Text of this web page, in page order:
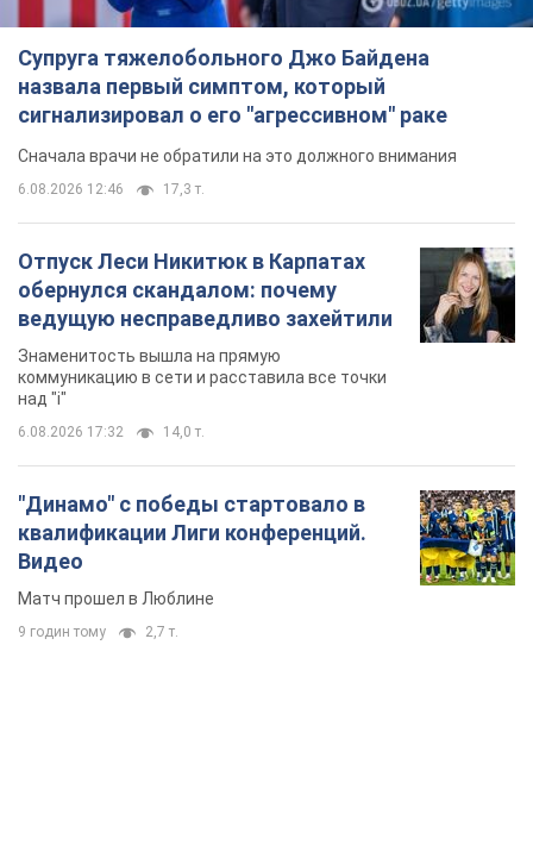
Супруга тяжелобольного Джо Байдена
назвала первый симптом, который
сигнализировал о его "агрессивном" раке
Сначала врачи не обратили на это должного внимания
6.08.2026 12:46 17,3 т.
Отпуск Леси Никитюк в Карпатах
обернулся скандалом: почему
ведущую несправедливо захейтили
Знаменитость вышла на прямую
коммуникацию в сети и расставила все точки
над "i"
6.08.2026 17:32 14,0 т.
"Динамо" с победы стартовало в
квалификации Лиги конференций.
Видео
Матч прошел в Люблине
9 годин тому 2,7 т.